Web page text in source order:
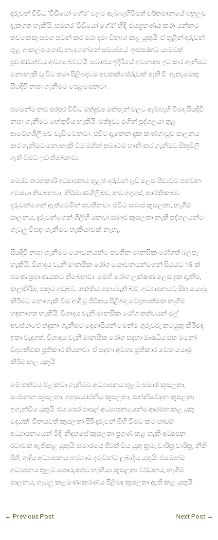
දරුවන් විවිධ ‘වීඩියෝ ගේම්’ වලට ඇබ්බැහිවීමත් වර්තමානයේ බහුලව
දැකගත හැකියි. සමහර ‘වීඩියෝ ගේම්’ හිදි ජයග්‍රහණය කරා යන්නට
තවකෙකු සමග සටන් කර මරා දමා විනාශ කළ යුතුයි. ඒ තුළින් දරුවන්
තුළ ආකල්ප ගොඩ නැගෙන්නේ සමාජයේ ඉස්සරහට යාමටත්
ප්‍රචණ්ඩත්වය අවශ්‍ය බවටයි. සමාජය ඉදිරියේ අවශ්‍යතා ඉටු කර ගැනීමට
නොහැකි වූ විට තමා පිළිබදවම අවතක්සේරුවක් ඇති වී ඇතැමෙකු
සියදිවි නසා ගැනීමට පෙළඹෙනවා.
එමෙන්ම නව පරපුර විවිධ මත්ද්‍රව්‍ය මත්පැන් වලට ඇබ්බැහි වීමද සියදිවි
නසා ගැනීමට හේතුවිය හැකියි. මත්ද්‍රව්‍ය මගින් පුද්ගලයා තුළ
ආවේගශීලී බව වැඩි වෙනවා. එවිට දැනෙන දුක කණගාටුව පාලනය
කර ගැනීමට නොහැකි වීම මගින් තමාටම හානි කර ගැනීමට සිතුවිලි
ඇති වීමට ඉඩ තිබෙනවා.
මෙරට තරගකාරී අධ්‍යාපනය තුළත් දරුවන් දැඩි ලෙස පීඩාවට පත්වන
අවස්ථා තිබෙනවා. නිර්මාණශීලිබව, නව අදහස්, තාර්කිකබව
දරුවන්ගෙන් ඈත්වෙමින් පවතිනවා. එවිට සමාජ කුසලතා, හැගීම්
පාලනය, දරුවන්ගෙන් ගිලිහී යනවා.සමාජ කුසලතා නැති පුද්ගලයන්ට
ගැටලු විසදා ගැනීමට හැකියාවක් නැහැ.
සියදිවි නසා ගැනීමට යෞවනයන්ට පවතින මානසික රෝගත් බලපෑ
හැකියි. විශාදය වැනි මානසික රෝග යෞවනයන්ගෙන් සියයට 15 ක්
පමණ ප්‍රමාණයකට තිබෙනවා. මෙහි රෝග ලක්ෂණ ලෙස දුක දැනීම,
කලකිරීම, සතුට අඩුබව, ශක්තිය නොමැති බව, අධ්‍යාපනයට සිත යොමු
කිරීමට නොහැකි වීම ආදී වූ ජීවිතය පිළිබද වේදනාත්මක හැගීම්
හඳුනාගත හැකියි. විශාදය වැනි මානසික රෝග තත්වයන් මුල්
අවස්ථාවේ හදුනා ගැනීමට දෙමාපියන් මෙන්ම ගුරුවරු කටයුතු කිරීමද
ඉතා වැදගත්. විශාදය වැනි මානසික රෝග සදහා ඖෂධීය සහ මනෝ
විද්‍යාත්මක ප්‍රතිකාර තියනවා. ඒ සදහා අවශ්‍ය ප්‍රතිකාර වෙත යොමු
කිරීම කළ යුතුයි.
මේ තත්වය වළක්වා ගැනීමට අධ්‍යාපනය තුළම සමාජ කුසලතා,
සංජානන කුසලතා, අනුයෝජනීය කුසලතා, සන්නිවේදන කුසලතා
ඉගැන්විය යුතුයි. එය පෙර පාසල් අධ්‍යාපනයෙන්ම ආරම්භ කළ යුතු
දෙයක්. විනයවත් කුසලතා පිරි දරුවන් බිහි වීමට කට පාඩම්
අධ්‍යාපනයෙන් මිදී නිදහසේ කුසලතා ප්‍රගුණ කළ හැකි අධ්‍යපන
රටාවක් ඇතිකළ යුතුයි. සමාජයේ ජීවත් විය යුතු ක්‍රම, චාරිත්‍ර වාරිත්‍ර, නීති
රීති, ආදිය අධ්‍යාපනය හරහාම දරුවන්ට ලබාදිය යුතුයි. එමෙන්ම
අධ්‍යපනය තුළම පෞරුෂත්ව හැකියා කුසලතා වර්ධනය, හැගීම්
පාලනය, ගැටලු කළමණාකරණය පිළිබද කුසලතා ඇති කළ යුතුයි.
← Previous Post Next Post →